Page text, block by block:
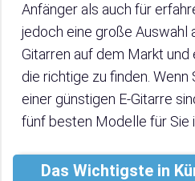
Anfänger als auch für
jedoch eine große Auswahl
Gitarren auf dem Markt und
die richtige zu finden. Wenn
einer günstigen E-Gitarre
fünf besten Modelle für Sie
Das Wichtigste in